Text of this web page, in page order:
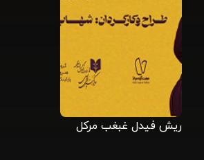
ریش فیدل غبغب مرکل